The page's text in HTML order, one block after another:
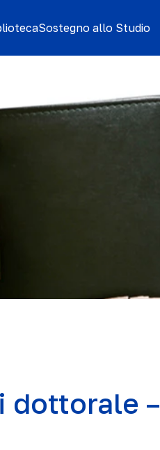
Sostegno allo Studio
dottorale –